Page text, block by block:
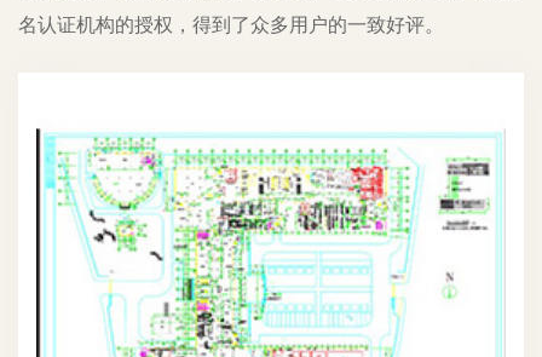
名认证机构的授权，得到了众多用户的一致好评。